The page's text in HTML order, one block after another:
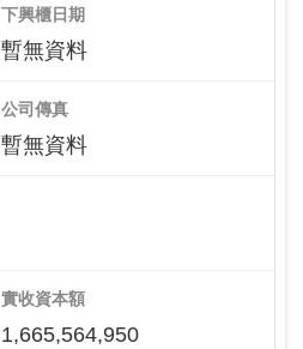
下興櫃日期
暫無資料
公司傳真
暫無資料
實收資本額
1,665,564,950